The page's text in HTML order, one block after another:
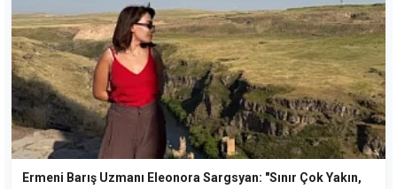
Ermeni Barış Uzmanı Eleonora Sargsyan: "Sınır Çok Yakın,